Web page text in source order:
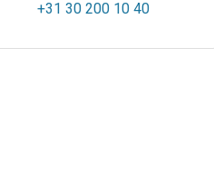
+31 30 200 10 40